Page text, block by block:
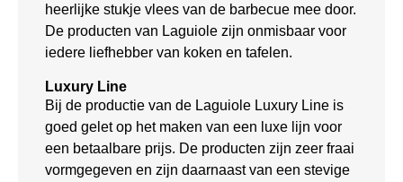
heerlijke stukje vlees van de barbecue mee door.
De producten van Laguiole zijn onmisbaar voor
iedere liefhebber van koken en tafelen.
Luxury Line
Bij de productie van de Laguiole Luxury Line is
goed gelet op het maken van een luxe lijn voor
een betaalbare prijs. De producten zijn zeer fraai
vormgegeven en zijn daarnaast van een stevige